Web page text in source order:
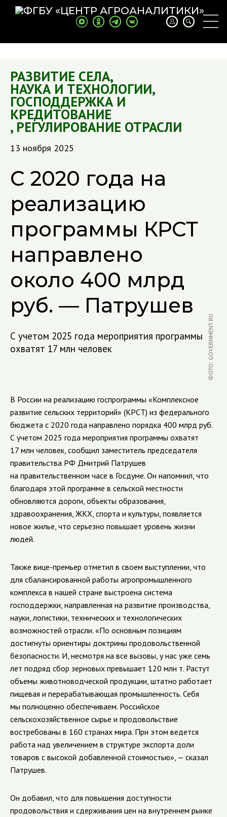
РАЗВИТИЕ СЕЛА,
НАУКА И ТЕХНОЛОГИИ,
ГОСПОДДЕРЖКА И
КРЕДИТОВАНИЕ
, РЕГУЛИРОВАНИЕ ОТРАСЛИ
13 ноября 2025
С 2020 года на
реализацию
программы КРСТ
направлено
около 400 млрд
руб. — Патрушев
С учетом 2025 года мероприятия программы
охватят 17 млн человек
ФОТО: GOVERNMENT.RU
В России на реализацию госпрограммы «Комплексное
развитие сельских территорий» (КРСТ) из федерального
бюджета с 2020 года направлено порядка 400 млрд руб.
С учетом 2025 года мероприятия программы охватят
17 млн человек, сообщил заместитель председателя
правительства РФ Дмитрий Патрушев
на правительственном часе в Госдуме. Он напомнил, что
благодаря этой программе в сельской местности
обновляются дороги, объекты образования,
здравоохранения, ЖКХ, спорта и культуры, появляется
новое жилье, что серьезно повышает уровень жизни
людей.
Также вице-премьер отметил в своем выступлении, что
для сбалансированной работы агропромышленного
комплекса в нашей стране выстроена система
господдержки, направленная на развитие производства,
науки, логистики, технических и технологических
возможностей отрасли. «По основным позициям
достигнуты ориентиры доктрины продовольственной
безопасности. И, несмотря на все вызовы, у нас уже семь
лет подряд сбор зерновых превышает 120 млн т. Растут
объемы животноводческой продукции, штатно работает
пищевая и перерабатывающая промышленность. Себя
мы полноценно обеспечиваем. Российское
сельскохозяйственное сырье и продовольствие
востребованы в 160 странах мира. При этом ведется
работа над увеличением в структуре экспорта доли
товаров с высокой добавленной стоимостью», — сказал
Патрушев.
Он добавил, что для повышения доступности
продовольствия и сдерживания цен на внутреннем рынке